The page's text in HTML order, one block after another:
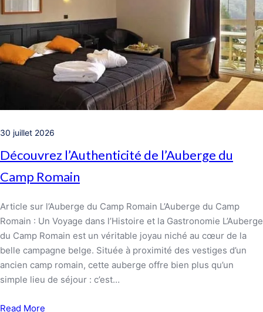
30 juillet 2026
Découvrez l’Authenticité de l’Auberge du
Camp Romain
Article sur l’Auberge du Camp Romain L’Auberge du Camp
Romain : Un Voyage dans l’Histoire et la Gastronomie L’Auberge
du Camp Romain est un véritable joyau niché au cœur de la
belle campagne belge. Située à proximité des vestiges d’un
ancien camp romain, cette auberge offre bien plus qu’un
simple lieu de séjour : c’est…
Read More